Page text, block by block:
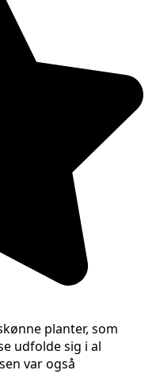
planter, som
udfolde sig i al
var også